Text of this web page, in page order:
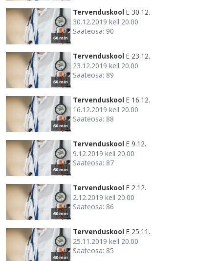
60 min
Tervenduskool E 30.12.
30.12.2019 kell 20.00
Saateosa: 90
60 min
Tervenduskool E 23.12.
23.12.2019 kell 20.00
Saateosa: 89
60 min
Tervenduskool E 16.12.
16.12.2019 kell 20.00
Saateosa: 88
60 min
Tervenduskool E 9.12.
9.12.2019 kell 20.00
Saateosa: 87
60 min
Tervenduskool E 2.12.
2.12.2019 kell 20.00
Saateosa: 86
60 min
Tervenduskool E 25.11.
25.11.2019 kell 20.00
Saateosa: 85